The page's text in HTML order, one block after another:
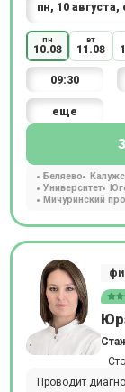
пн
10.08
вт
11.08
09:30
еще
Беляево
Университет
Мичуринский
Проводит